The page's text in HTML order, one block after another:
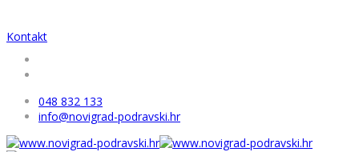
Kontakt
048 832 133
info@novigrad-podravski.hr